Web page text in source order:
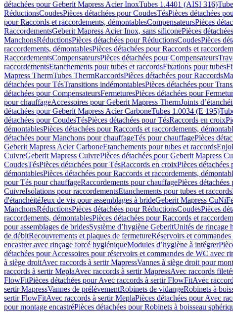
détachées pour Geberit Mapress Acier InoxTubes 1.4401 (AISI 316)
RéductionsCoudesPièces détachées pour CoudesTésPièces détachées
pour Raccords et raccordements, démontablesCompensateursPièces
RaccordementsGeberit Mapress Acier Inox, sans siliconePièces
ManchonsRéductionsPièces détachées pour RéductionsCoudesPièces
raccordements, démontablesPièces détachées pour Raccords et
RaccordementsCompensateursPièces détachées pour Compensateurs
raccordementsEtanchements pour tubes et raccordsFixations pour tubes
Mapress ThermTubes ThermRaccordsPièces détachées pour Raccords
détachées pour TésTransitions indémontablesPièces détachées pour
détachées pour CompensateursFermeturesPièces détachées pour
pour chauffageAccessoires pour Geberit Mapress ThermJoints
détachées pour Geberit Mapress Acier CarboneTubes 1.0034 (E 195)
détachées pour CoudesTésPièces détachées pour TésRaccords en croix
démontablesPièces détachées pour Raccords et raccordements,
détachées pour Manchons pour chauffageTés pour chauffagePièces
Geberit Mapress Acier CarboneEtanchements pour tubes et raccords
CuivreGeberit Mapress CuivrePièces détachées pour Geberit Mapress
CoudesTésPièces détachées pour TésRaccords en croixPièces
démontablesPièces détachées pour Raccords et raccordements,
pour Tés pour chauffageRaccordements pour chauffagePièces
CuivreIsolations pour raccordementsEtanchements pour tubes et raccords
d'étanchéitéJeux de vis pour assemblages à brideGeberit Mapress
ManchonsRéductionsPièces détachées pour RéductionsCoudesPièces
raccordements, démontablesPièces détachées pour Raccords et
pour assemblages de bridesSystème d’hygiène GeberitUnités de rinçage
de débitRecouvrements et plaques de fermetureRéservoirs et
encastrer avec rinçage forcé hygiéniqueModules d’hygiène à intégrer
détachées pour Accessoires pour réservoirs et commandes de WC avec
à siège droitAvec raccords à sertir MapressVannes à siège droit pour
raccords à sertir MeplaAvec raccords à sertir MapressAvec raccords
FlowFitPièces détachées pour Avec raccords à sertir FlowFitAvec
sertir MapressVannes de prélèvementRobinets de vidangeRobinets à
sertir FlowFitAvec raccords à sertir MeplaPièces détachées pour Avec
pour montage encastréPièces détachées pour Robinets à boisseau